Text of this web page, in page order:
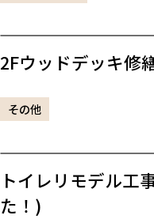
2Fウッドデッキ修
その他
トイレリモデル工
た！)